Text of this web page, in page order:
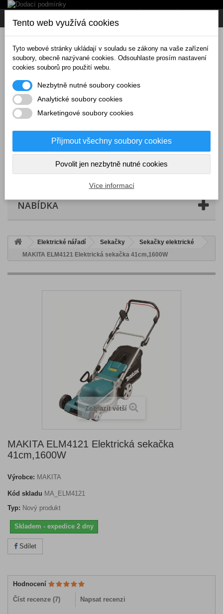
Košík (prázdný)
NABÍDKA
Elektrické nářadí Sekačky
Sekačky elektrické
MAKITA ELM4121 Elektrická sekačka 41cm,1600W
Zobrazit větší
MAKITA ELM4121 Elektrická sekačka
41cm,1600W
Výrobce: MAKITA
Kód skladu MA_ELM4121
Typ: Nový produkt
Skladem - expedice 2 dny
Sdílet
Hodnocení
Číst recenze (7) Napsat recenzi
Tento web využívá cookies
Tyto webové stránky ukládají v souladu se zákony na vaše zařízení
soubory, obecně nazývané cookies. Odsouhlaste prosím nastavení
cookies souborů pro použití webu.
Nezbytně nutné soubory cookies
Analytické soubory cookies
Marketingové soubory cookies
Přijmout všechny soubory cookies
Povolit jen nezbytně nutné cookies
Více informací